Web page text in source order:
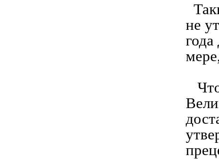
не